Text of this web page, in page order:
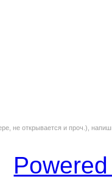
не открывается и проч.),